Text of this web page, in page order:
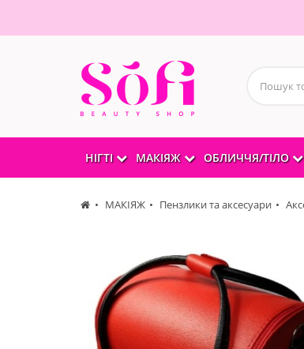
НІГТІ МАКІЯЖ ОБЛИЧЧЯ/ТІЛО
МАКІЯЖ Пензлики та аксесуари